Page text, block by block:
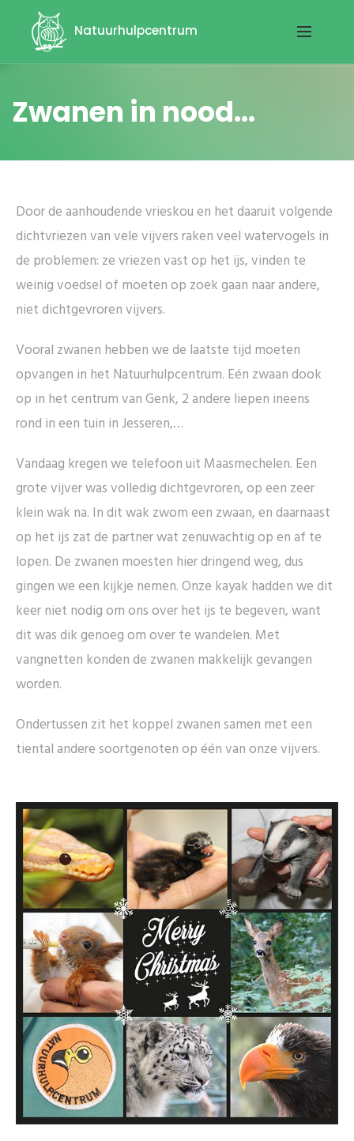
Natuurhulpcentrum
Zwanen in nood...
Door de aanhoudende vrieskou en het daaruit volgende
dichtvriezen van vele vijvers raken veel watervogels in
de problemen: ze vriezen vast op het ijs, vinden te
weinig voedsel of moeten op zoek gaan naar andere,
niet dichtgevroren vijvers.
Vooral zwanen hebben we de laatste tijd moeten
opvangen in het Natuurhulpcentrum. Eén zwaan dook
op in het centrum van Genk, 2 andere liepen ineens
rond in een tuin in Jesseren,…
Vandaag kregen we telefoon uit Maasmechelen. Een
grote vijver was volledig dichtgevroren, op een zeer
klein wak na. In dit wak zwom een zwaan, en daarnaast
op het ijs zat de partner wat zenuwachtig op en af te
lopen. De zwanen moesten hier dringend weg, dus
gingen we een kijkje nemen. Onze kayak hadden we dit
keer niet nodig om ons over het ijs te begeven, want
dit was dik genoeg om over te wandelen. Met
vangnetten konden de zwanen makkelijk gevangen
worden.
Ondertussen zit het koppel zwanen samen met een
tiental andere soortgenoten op één van onze vijvers.